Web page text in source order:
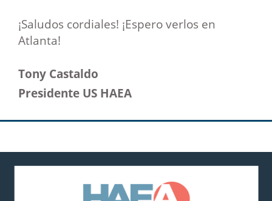
¡Saludos cordiales! ¡Espero verlos en
Atlanta!
Tony Castaldo
Presidente US HAEA